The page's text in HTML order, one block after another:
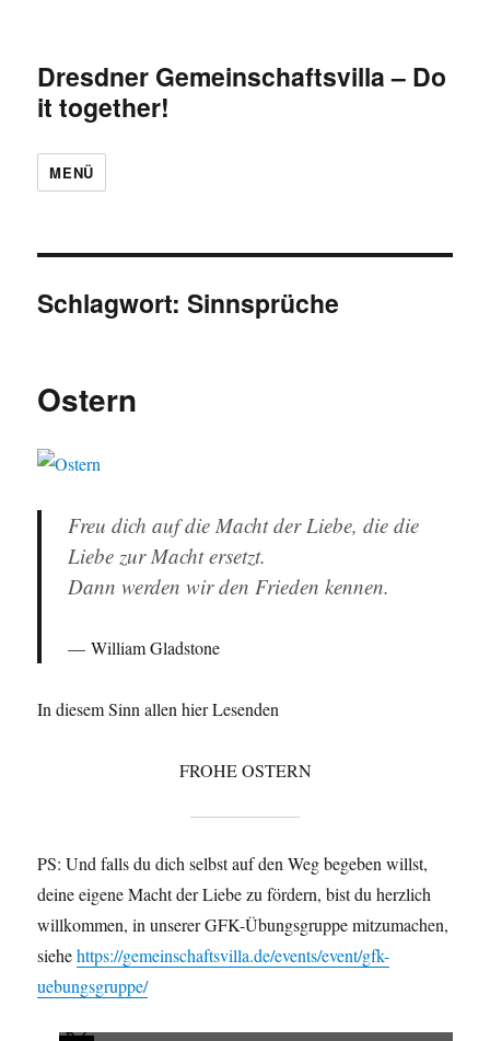
Dresdner Gemeinschaftsvilla – Do
it together!
MENÜ
Schlagwort:Sinnsprüche
Ostern
Freu dich auf die Macht der Liebe, die die
Liebe zur Macht ersetzt.
Dann werden wir den Frieden kennen.
William Gladstone
In diesem Sinn allen hier Lesenden
FROHE OSTERN
PS: Und falls du dich selbst auf den Weg begeben willst,
deine eigene Macht der Liebe zu fördern, bist du herzlich
willkommen, in unserer GFK-Übungsgruppe mitzumachen,
siehehttps://gemeinschaftsvilla.de/events/event/gfk-
uebungsgruppe/